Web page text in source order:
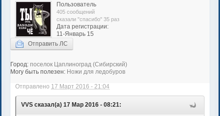
Пользователь
405 сообщений
сказали "спасибо" 35 раз
Дата регистрации:
11-Январь 15
Отправить ЛС
Город: поселок Цаплиноград (Сибирский)
Могу быть полезен: Ножи для ледобуров
Отправлено 17 Март 2016 - 21:04
VVS сказал(а) 17 Мар 2016 - 08:21: